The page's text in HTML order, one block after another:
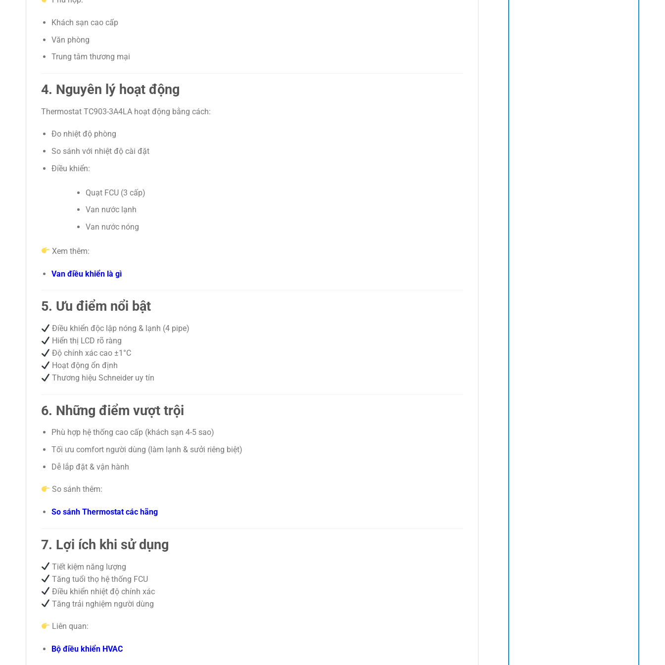
Khách sạn cao cấp
Văn phòng
Trung tâm thương mại
4. Nguyên lý hoạt động
Thermostat TC903-3A4LA hoạt động bằng cách:
Đo nhiệt độ phòng
So sánh với nhiệt độ cài đặt
Điều khiển:
Quạt FCU (3 cấp)
Van nước lạnh
Van nước nóng
Xem thêm:
Van điều khiển là gì
5. Ưu điểm nổi bật
Điều khiển độc lập nóng & lạnh (4 pipe)
Hiển thị LCD rõ ràng
Độ chính xác cao ±1°C
Hoạt động ổn định
Thương hiệu Schneider uy tín
6. Những điểm vượt trội
Phù hợp hệ thống cao cấp (khách sạn 4-5 sao)
Tối ưu comfort người dùng (làm lạnh & sưởi riêng biệt)
Dễ lắp đặt & vận hành
So sánh thêm:
So sánh Thermostat các hãng
7. Lợi ích khi sử dụng
Tiết kiệm năng lượng
Tăng tuổi thọ hệ thống FCU
Điều khiển nhiệt độ chính xác
Tăng trải nghiệm người dùng
Liên quan:
Bộ điều khiển HVAC